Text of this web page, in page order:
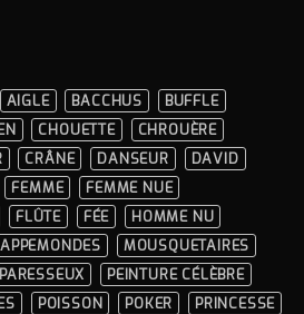
?
GUIDE
COMPLET
ET
CONSEILS
PRATIQUES
AIGLE BACCHUS
BUFFLE
CHOUETTE
CHROUÈRE
CRÂNE DANSEUR
DAVID
FEMME
FEMME NUE
FLÛTE FÉE
HOMME NU
MOUSQUETAIRES
PARESSEUX
PEINTURE CÉLÈBRE
POISSON POKER
PRINCESSE